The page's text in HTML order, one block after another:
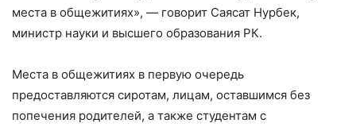
места в общежитиях», — говорит Саясат Нурбек,
министр науки и высшего образования РК.
Места в общежитиях в первую очередь
предоставляются сиротам, лицам, оставшимся без
попечения родителей, а также студентам с